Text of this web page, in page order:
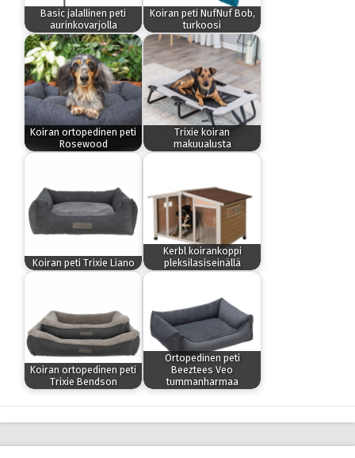
Basic jalallinen peti
aurinkovarjolla
Koiran peti NufNuf Bob,
turkoosi
Koiran ortopedinen peti
Rosewood
Trixie koiran
makuualusta
Koiran peti Trixie Liano
Kerbl koirankoppi
pleksilasiseinällä
Koiran ortopedinen peti
Trixie Bendson
Ortopedinen peti
Beeztees Veo
tummanharmaa